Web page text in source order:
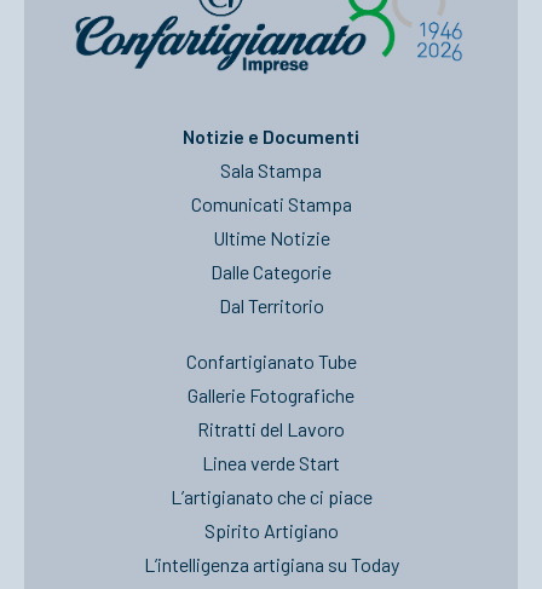
Notizie e Documenti
Sala Stampa
Comunicati Stampa
Ultime Notizie
Dalle Categorie
Dal Territorio
Confartigianato Tube
Gallerie Fotografiche
Ritratti del Lavoro
Linea verde Start
L’artigianato che ci piace
Spirito Artigiano
L’intelligenza artigiana su Today